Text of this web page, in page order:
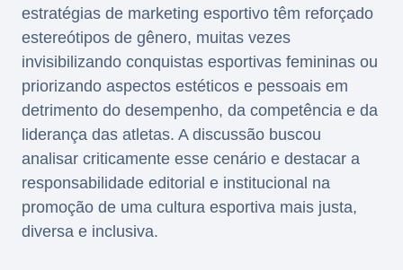
estratégias de marketing esportivo têm reforçado
estereótipos de gênero, muitas vezes
invisibilizando conquistas esportivas femininas ou
priorizando aspectos estéticos e pessoais em
detrimento do desempenho, da competência e da
liderança das atletas. A discussão buscou
analisar criticamente esse cenário e destacar a
responsabilidade editorial e institucional na
promoção de uma cultura esportiva mais justa,
diversa e inclusiva.